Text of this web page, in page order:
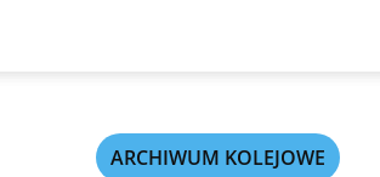
ARCHIWUM KOLEJOWE